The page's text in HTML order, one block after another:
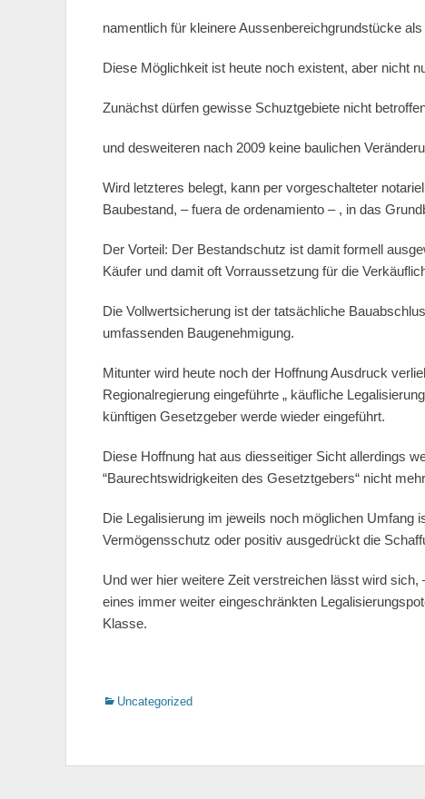
namentlich für kleinere Aussenbereichgrundstücke
Diese Möglichkeit ist heute noch existent, aber nicht
Zunächst dürfen gewisse Schuztgebiete nicht
und desweiteren nach 2009 keine baulichen
Wird letzteres belegt, kann per vorgeschalteter
Baubestand, – fuera de ordenamiento – , in das
Der Vorteil: Der Bestandschutz ist damit formell
Käufer und damit oft Vorraussetzung für die
Die Vollwertsicherung ist der tatsächliche
umfassenden Baugenehmigung.
Mitunter wird heute noch der Hoffnung Ausdruck
Regionalregierung eingeführte „ käufliche
künftigen Gesetzgeber werde wieder eingeführt.
Diese Hoffnung hat aus diesseitiger Sicht allerdings
“Baurechtswidrigkeiten des Gesetztgebers“ nicht
Die Legalisierung im jeweils noch möglichen Umfang
Vermögensschutz oder positiv ausgedrückt die
Und wer hier weitere Zeit verstreichen lässt wird
eines immer weiter eingeschränkten
Klasse.
Kategorien
Uncategorized